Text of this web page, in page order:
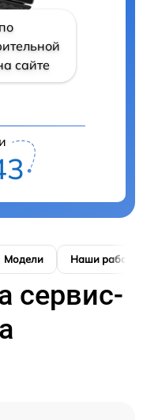
сайте
Модели Наши работы
сервис-